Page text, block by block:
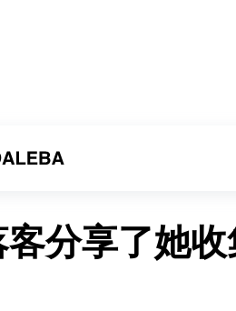
分享了她